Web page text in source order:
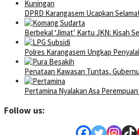
DPRD Karangasem Ucapkan
Berbekal ‘Jimat’ Kartu JKN: Kisah
Polres Karangasem Ungkap
Penataan Kawasan Tuntas,
Pertamina Nyalakan Asa
Follow us: